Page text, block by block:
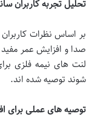
تحلیل تجربه کاربران
بر اساس نظرات کاربران
صدا و افزایش عمر
لنت های نیمه فلزی
شوند توصیه شده اند.
توصیه های عملی برای